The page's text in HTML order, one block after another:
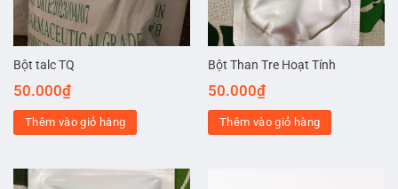
Bột talc TQ
50.000₫
Thêm vào giỏ hàng
Bột Than Tre Hoạt Tính
50.000₫
Thêm vào giỏ hàng